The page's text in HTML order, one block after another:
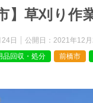
市】草刈り
日 公開日： 2021年12月
品回収・処分 前橋市